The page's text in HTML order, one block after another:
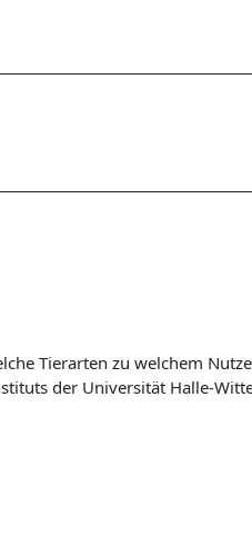
Tierarten zu welchem
der Universität Halle-